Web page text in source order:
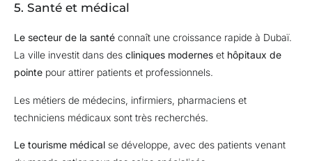
5. Santé et médical
Le secteur de la santé connaît une croissance rapide à Dubaï.
La ville investit dans des cliniques modernes et hôpitaux de
pointe pour attirer patients et professionnels.
Les métiers de médecins, infirmiers, pharmaciens et
techniciens médicaux sont très recherchés.
Le tourisme médical se développe, avec des patients venant